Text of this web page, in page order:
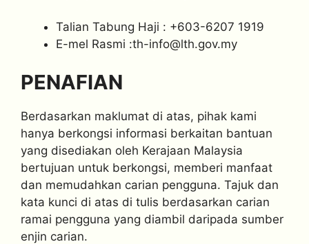
Talian Tabung Haji : +603-6207 1919
E-mel Rasmi :th-info@lth.gov.my
PENAFIAN
Berdasarkan maklumat di atas, pihak kami
hanya berkongsi informasi berkaitan bantuan
yang disediakan oleh Kerajaan Malaysia
bertujuan untuk berkongsi, memberi manfaat
dan memudahkan carian pengguna. Tajuk dan
kata kunci di atas di tulis berdasarkan carian
ramai pengguna yang diambil daripada sumber
enjin carian.